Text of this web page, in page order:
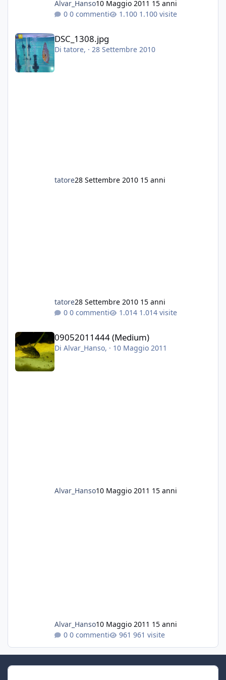
Alvar_Hanso10 Maggio 2011 15 anni
0 commenti
1.100 visite
DSC_1308.jpg
DSC_1308.jpg
Di tatore, · 28 Settembre 2010
tatore28 Settembre 2010 15 anni
tatore28 Settembre 2010 15 anni
0 commenti
1.014 visite
09052011444 (Medium)
09052011444 (Medium)
Di Alvar_Hanso, · 10 Maggio 2011
Alvar_Hanso10 Maggio 2011 15 anni
Alvar_Hanso10 Maggio 2011 15 anni
0 commenti
961 visite